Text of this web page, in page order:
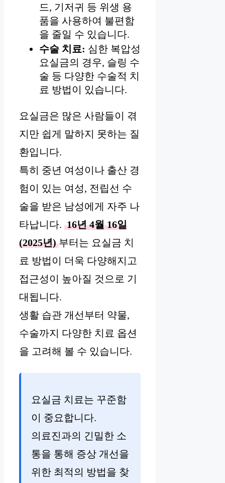
드, 기저귀 등 위생 용
품을 사용하여 불편함
을 줄일 수 있습니다.
수술 치료: 심한 복압성
요실금의 경우, 슬링 수
술 등 다양한 수술적 치
료 방법이 있습니다.
요실금은 많은 사람들이 겪
지만 쉽게 말하지 못하는 질
환입니다.
특히 중년 여성이나 출산 경
험이 있는 여성, 전립선 수
술을 받은 남성에게 자주 나
타납니다. 16년 4월 16일
(2025년) 부터는 요실금 치
료 방법이 더욱 다양해지고
접근성이 높아질 것으로 기
대됩니다.
생활 습관 개선부터 약물,
수술까지 다양한 치료 옵션
을 고려해 볼 수 있습니다.
요실금 치료는 꾸준함
이 중요합니다.
의료진과의 긴밀한 소
통을 통해 증상 개선을
위한 최적의 방법을 찾